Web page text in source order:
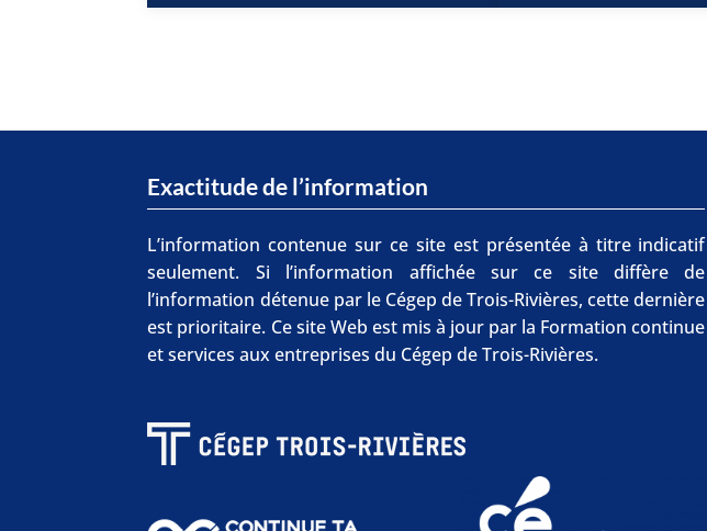
Exactitude de l’information
L’information contenue sur ce site est présentée à titre indicatif
seulement. Si l’information affichée sur ce site diffère de
l’information détenue par le Cégep de Trois-Rivières, cette dernière
est prioritaire. Ce site Web est mis à jour par la Formation continue
et services aux entreprises du Cégep de Trois-Rivières.